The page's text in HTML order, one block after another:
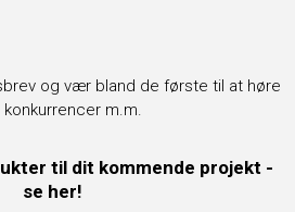
og vær bland de første til at høre
m.m.
til dit kommende projekt -
se her!